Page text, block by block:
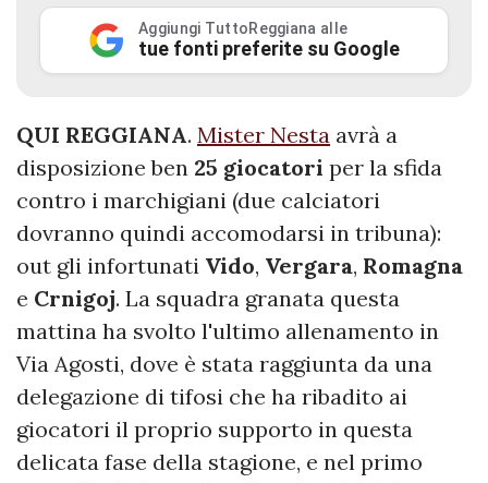
Aggiungi TuttoReggiana alle
tue fonti preferite su Google
QUI REGGIANA. Mister Nesta avrà a
disposizione ben 25 giocatori per la sfida
contro i marchigiani (due calciatori
dovranno quindi accomodarsi in tribuna):
out gli infortunati Vido, Vergara, Romagna
e Crnigoj. La squadra granata questa
mattina ha svolto l'ultimo allenamento in
Via Agosti, dove è stata raggiunta da una
delegazione di tifosi che ha ribadito ai
giocatori il proprio supporto in questa
delicata fase della stagione, e nel primo